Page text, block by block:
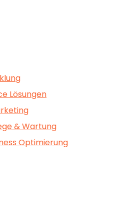
Lösungen
& Wartung
Optimierung